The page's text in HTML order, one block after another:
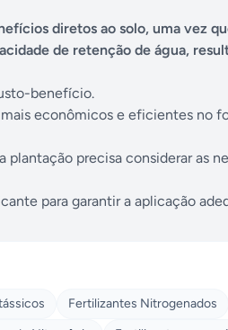
diretos ao solo, uma vez
de retenção de água,
benefício.
econômicos e eficientes no
precisa considerar as
para garantir a aplicação
Fertilizantes Nitrogenados